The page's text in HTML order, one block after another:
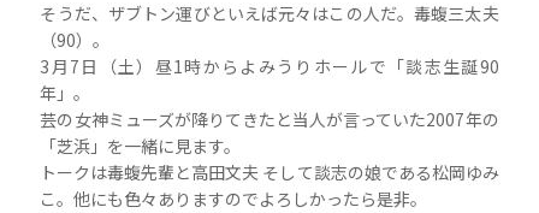
そうだ、ザブトン運びといえば元々はこの人だ。毒蝮三太夫
（90）。
3月7日（土）昼1時からよみうりホールで「談志生誕90
年」。
芸の女神ミューズが降りてきたと当人が言っていた2007年の
「芝浜」を一緒に見ます。
トークは毒蝮先輩と高田文夫 そして談志の娘である松岡ゆみ
こ。他にも色々ありますのでよろしかったら是非。